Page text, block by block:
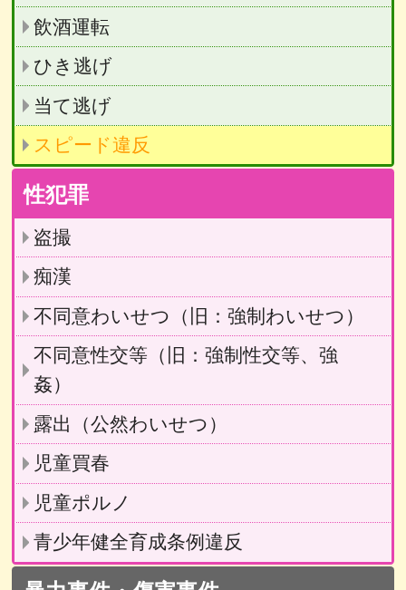
飲酒運転
ひき逃げ
当て逃げ
スピード違反
性犯罪
盗撮
痴漢
不同意わいせつ（旧：強制わいせつ）
不同意性交等（旧：強制性交等、強
姦）
露出（公然わいせつ）
児童買春
児童ポルノ
青少年健全育成条例違反